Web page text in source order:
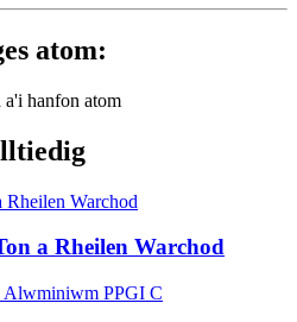
atom:
hanfon atom
a Rheilen Warchod